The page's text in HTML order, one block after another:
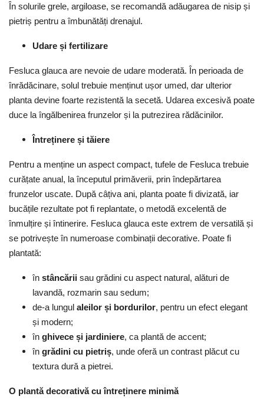
În solurile grele, argiloase, se recomandă adăugarea de nisip și
pietriș pentru a îmbunătăți drenajul.
Udare și fertilizare
Fesluca glauca are nevoie de udare moderată. În perioada de
înrădăcinare, solul trebuie menținut ușor umed, dar ulterior
planta devine foarte rezistentă la secetă. Udarea excesivă poate
duce la îngălbenirea frunzelor și la putrezirea rădăcinilor.
Întreținere și tăiere
Pentru a menține un aspect compact, tufele de Fesluca trebuie
curățate anual, la începutul primăverii, prin îndepărtarea
frunzelor uscate. După câțiva ani, planta poate fi divizată, iar
bucățile rezultate pot fi replantate, o metodă excelentă de
înmulțire și întinerire. Fesluca glauca este extrem de versatilă și
se potrivește în numeroase combinații decorative. Poate fi
plantată:
în stâncării sau grădini cu aspect natural, alături de
lavandă, rozmarin sau sedum;
de-a lungul aleilor și bordurilor, pentru un efect elegant
și modern;
în ghivece și jardiniere, ca plantă de accent;
în grădini cu pietriș, unde oferă un contrast plăcut cu
textura dură a pietrei.
O plantă decorativă cu întreținere minimă